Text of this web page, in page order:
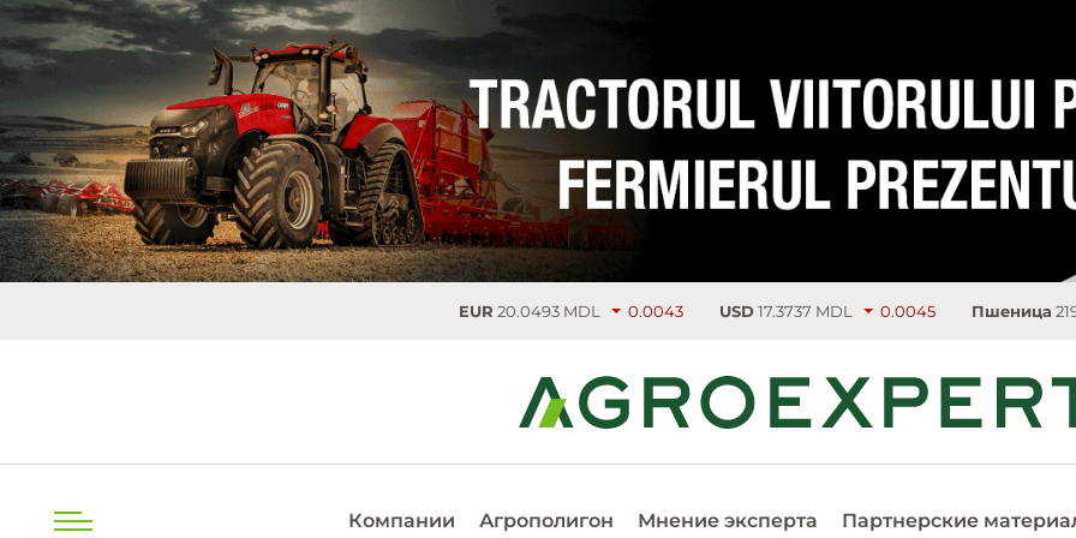
20.0493 MDL 0.0043 USD17.3737 MDL 0.0045 Пшеница 219.75 €/т 4.5
Компании Агрополигон Мнение эксперта Партнерские